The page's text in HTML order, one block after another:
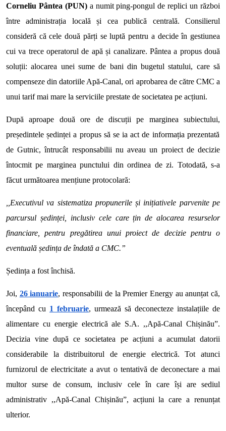
Corneliu Pântea (PUN)a numit ping-pongul de replici un război
între administrația locală și cea publică centrală. Consilierul
consideră că cele două părți se luptă pentru a decide în gestiunea
cui va trece operatorul de apă și canalizare. Pântea a propus două
soluții: alocarea unei sume de bani din bugetul statului, care să
compenseze din datoriile Apă-Canal, ori aprobarea de către CMC a
unui tarif mai mare la serviciile prestate de societatea pe acțiuni.
După aproape două ore de discuții pe marginea subiectului,
președintele ședinței a propus să se ia act de informația prezentată
de Gutnic, întrucât responsabilii nu aveau un proiect de decizie
întocmit pe marginea punctului din ordinea de zi. Totodată, s-a
făcut următoarea mențiune protocolară:
,,Executivul va sistematiza propunerile și inițiativele parvenite pe
parcursul ședinței, inclusiv cele care țin de alocarea resurselor
financiare, pentru pregătirea unui proiect de decizie pentru o
eventuală ședința de îndată a CMC.”
Ședința a fost închisă.
Joi, 26 ianuarie, responsabilii de la Premier Energy au anunțat că,
începând cu 1 februarie, urmează să deconecteze instalațiile de
alimentare cu energie electrică ale S.A. ,,Apă-Canal Chișinău”.
Decizia vine după ce societatea pe acțiuni a acumulat datorii
considerabile la distribuitorul de energie electrică. Tot atunci
furnizorul de electricitate a avut o tentativă de deconectare a mai
multor surse de consum, inclusiv cele în care își are sediul
administrativ ,,Apă-Canal Chișinău”, acțiuni la care a renunțat
ulterior.